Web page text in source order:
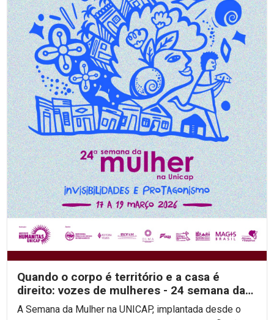
Quando o corpo é território e a casa é
direito: vozes de mulheres - 24 semana da
mulher na unicap
A Semana da Mulher na UNICAP, implantada desde o